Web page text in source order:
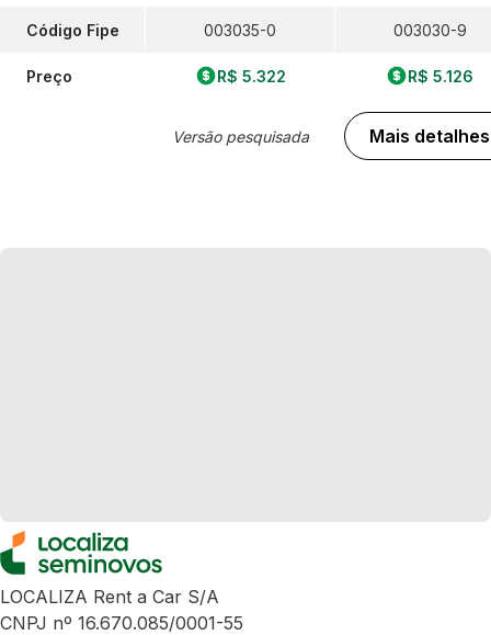
Código Fipe
Preço
003035-0
R$ 5.322
Versão pesquisada
003030-9
R$ 5.126
Mais detalhes
LOCALIZA Rent a Car S/A
CNPJ nº 16.670.085/0001-55